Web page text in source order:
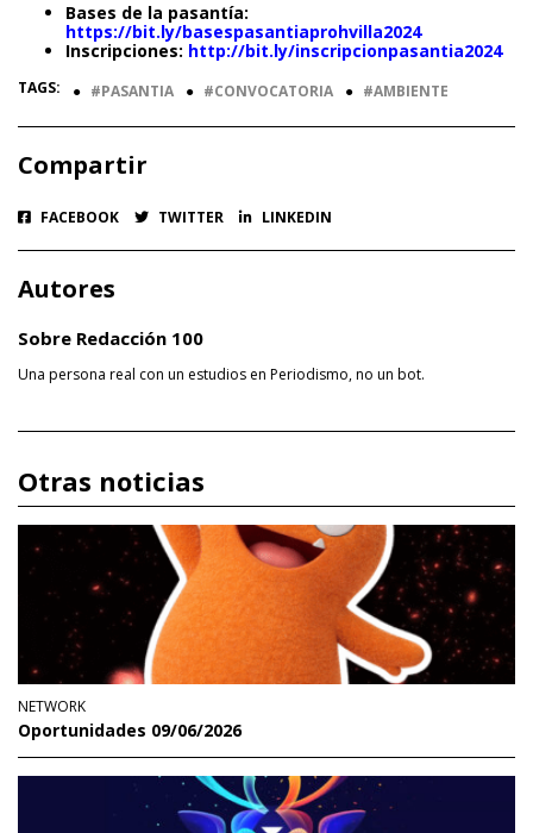
Bases de la pasantía:
https://bit.ly/basespasantiaprohvilla2024
Inscripciones: http://bit.ly/inscripcionpasantia2024
TAGS: ● PASANTIA ● CONVOCATORIA ● AMBIENTE
Compartir
FACEBOOK TWITTER LINKEDIN
Autores
Sobre Redacción 100
Una persona real con un estudios en Periodismo, no un bot.
Otras noticias
NETWORK
Oportunidades 09/06/2026